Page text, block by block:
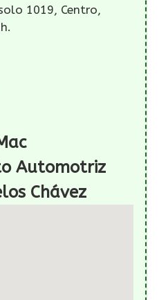
1019, Centro,
Automotriz
Chávez